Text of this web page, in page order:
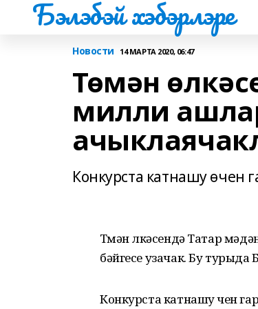
Бэлэбэй хэбэрлэре
Новости 14 МАРТА 2020, 06:47
Төмән
милли
Конкурста катнашу өчен
Төмән өлкәсендә Татар
бәйгесе узачак. Бу турыда
Конкурста катнашу өчен